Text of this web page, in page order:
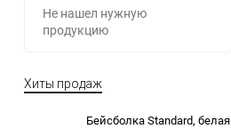
Не нашел нужную
продукцию
Хиты продаж
Бейсболка Standard, белая